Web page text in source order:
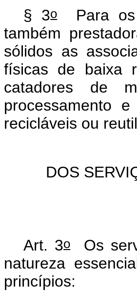
§ 3oPara os
também
sólidos as
físicas de baixa
catadores de
processamento
recicláveis ou
DOS
Art. 3oOs
natureza
princípios: